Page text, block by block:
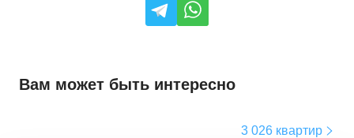
Вам может быть интересно
3 026 квартир